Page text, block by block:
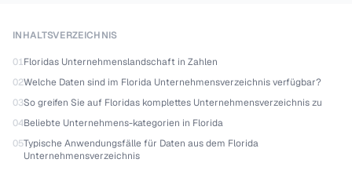
INHALTSVERZEICHNIS
01Floridas Unternehmenslandschaft in Zahlen
02Welche Daten sind im Florida Unternehmensverzeichnis verfügbar?
03So greifen Sie auf Floridas komplettes Unternehmensverzeichnis zu
04Beliebte Unternehmens-kategorien in Florida
05Typische Anwendungsfälle für Daten aus dem Florida
Unternehmensverzeichnis